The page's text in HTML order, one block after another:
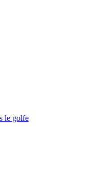
le golfe